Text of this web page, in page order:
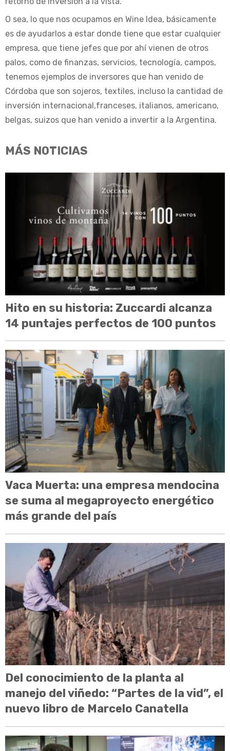
O sea, lo que nos ocupamos en Wine Idea, básicamente
es de ayudarlos a estar donde tiene que estar cualquier
empresa, que tiene jefes que por ahí vienen de otros
palos, como de finanzas, servicios, tecnología, campos,
tenemos ejemplos de inversores que han venido de
Córdoba que son sojeros, textiles, incluso la cantidad de
inversión internacional,franceses, italianos, americano,
belgas, suizos que han venido a invertir a la Argentina.
MÁS NOTICIAS
Hito en su historia: Zuccardi alcanza
14 puntajes perfectos de 100 puntos
Vaca Muerta: una empresa mendocina
se suma al megaproyecto energético
más grande del país
Del conocimiento de la planta al
manejo del viñedo: “Partes de la vid”, el
nuevo libro de Marcelo Canatella